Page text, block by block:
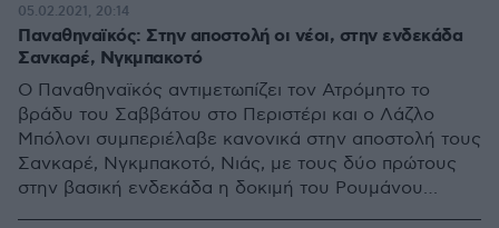
Παναθηναϊκός: Στην αποστολή οι νέοι, στην ενδεκάδα
Σανκαρέ, Νγκμπακοτό
Ο Παναθηναϊκός αντιμετωπίζει τον Ατρόμητο το
βράδυ του Σαββάτου στο Περιστέρι και ο Λάζλο
Μπόλονι συμπεριέλαβε κανονικά στην αποστολή τους
Σανκαρέ, Νγκμπακοτό, Νιάς, με τους δύο πρώτους
στην βασική ενδεκάδα η δοκιμή του Ρουμάνου
05.02.2021, 20:14